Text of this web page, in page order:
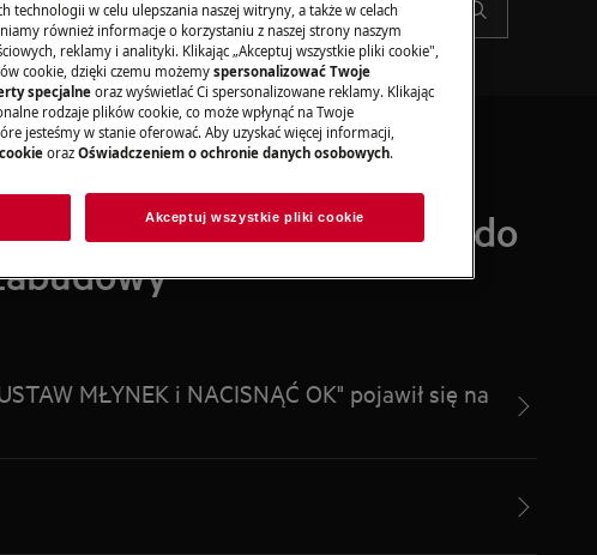
Kompaktowe urządzenia do
MŁYNEK i NACISNĄĆ OK" pojawił się na
technologii w celu ulepszania naszej witryny, a także w celach
również informacje o korzystaniu z naszej strony naszym
reklamy i analityki. Klikając „Akceptuj wszystkie pliki cookie",
cookie, dzięki czemu możemy spersonalizować Twoje
specjalne oraz wyświetlać Ci spersonalizowane reklamy. Klikając
rodzaje plików cookie, co może wpłynąć na Twoje
jesteśmy w stanie oferować. Aby uzyskać więcej informacji,
oraz Oświadczeniem o ochronie danych osobowych.
Akceptuj wszystkie pliki cookie